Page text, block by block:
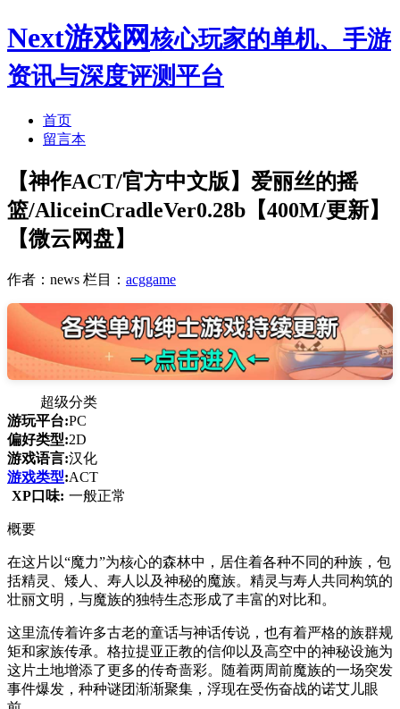
Next游戏网核心玩家的单机、手游
资讯与深度评测平台
首页
留言本
【神作ACT/官方中文版】爱丽丝的摇
篮/AliceinCradleVer0.28b【400M/更新】
【微云网盘】
作者：news 栏目： acggame
超级分类
游玩平台:PC
偏好类型:2D
游戏语言:汉化
游戏类型:ACT
XP口味: 一般正常
概要
在这片以“魔力”为核心的森林中，居住着各种不同的种族，包
括精灵、矮人、寿人以及神秘的魔族。精灵与寿人共同构筑的
壮丽文明，与魔族的独特生态形成了丰富的对比和。
这里流传着许多古老的童话与神话传说，也有着严格的族群规
矩和家族传承。格拉提亚正教的信仰以及高空中的神秘设施为
这片土地增添了更多的传奇啬彩。随着两周前魔族的一场突发
事件爆发，种种谜团渐渐聚集，浮现在受伤奋战的诺艾儿眼